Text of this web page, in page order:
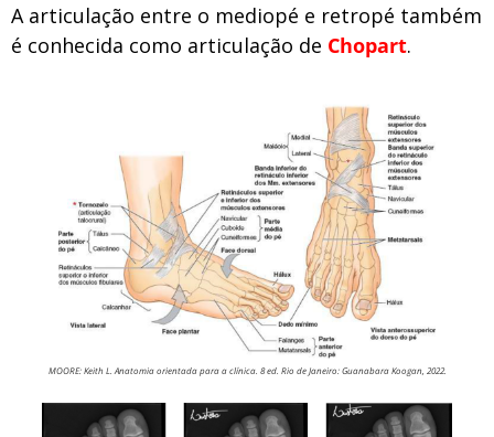
A articulação entre o mediopé e retropé também
é conhecida como articulação de Chopart.
MOORE: Keith L. Anatomia orientada para a clínica. 8 ed. Rio de Janeiro: Guanabara Koogan, 2022.